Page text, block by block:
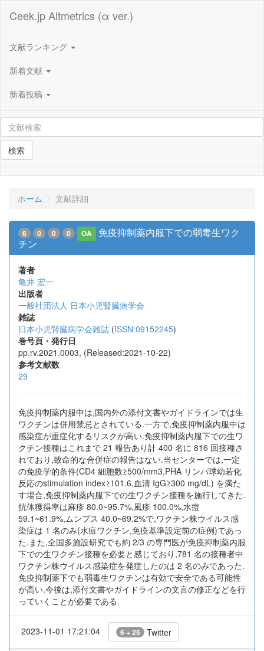
Ceek.jp Altmetrics (α ver.)
文献ランキング
新着文献
新着投稿
検索
ホーム 文献詳細
6 0 0 0 OA
免疫抑制薬内服下での弱毒生ワク
チン
著者
亀井 宏一
出版者
一般社団法人 日本小児腎臓病学会
雑誌
日本小児腎臓病学会雑誌 (ISSN:09152245)
巻号頁・発行日
pp.rv.2021.0003, (Released:2021-10-22)
参考文献数
29
免疫抑制薬内服中は,国内外の添付文書やガイドラインでは生
ワクチンは併用禁忌とされている.一方で,免疫抑制薬内服中は
感染症が重症化するリスクが高い.免疫抑制薬内服下での生ワ
クチン接種はこれまで 21 報告あり計 400 名に 816 回接種さ
れており,致命的な合併症の報告はない.当センターでは,一定
の免疫学的条件(CD4 細胞数≥500/mm3,PHA リンパ球幼若化
反応のstimulation index≥101.6,血清 IgG≥300 mg/dL) を満た
す場合,免疫抑制薬内服下での生ワクチン接種を施行してきた.
抗体獲得率は麻疹 80.0~95.7%,風疹 100.0%,水痘
59.1~61.9%,ムンプス 40.0~69.2%で,ワクチン株ウイルス感
染症は 1 名のみ(水痘ワクチン,免疫基準設定前の症例)であっ
た.また,全国多施設研究でも約 2/3 の専門医が免疫抑制薬内服
下での生ワクチン接種を必要と感じており,781 名の接種者中
ワクチン株ウイルス感染症を発症したのは 2 名のみであった.
免疫抑制薬下でも弱毒生ワクチンは有効で安全である可能性
が高い.今後は,添付文書やガイドラインの文言の修正などを行
っていくことが必要である.
2023-11-01 17:21:04 6 + 25 Twitter